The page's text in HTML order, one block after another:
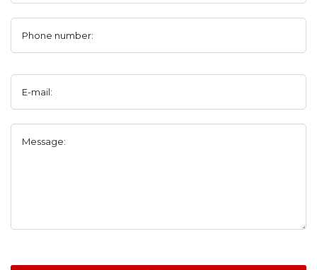
Phone number:
E-mail:
Message: